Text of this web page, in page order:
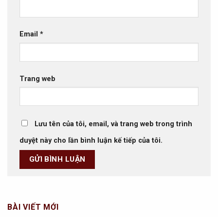
Email *
Trang web
Lưu tên của tôi, email, và trang web trong trình
duyệt này cho lần bình luận kế tiếp của tôi.
BÀI VIẾT MỚI